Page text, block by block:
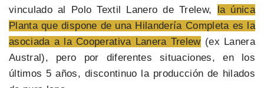
vinculado al Polo Textil Lanero de Trelew, la única
Planta que dispone de una Hilandería Completa es la
asociada a la Cooperativa Lanera Trelew(ex Lanera
Austral), pero por diferentes situaciones, en los
últimos 5 años, discontinuo la producción de hilados